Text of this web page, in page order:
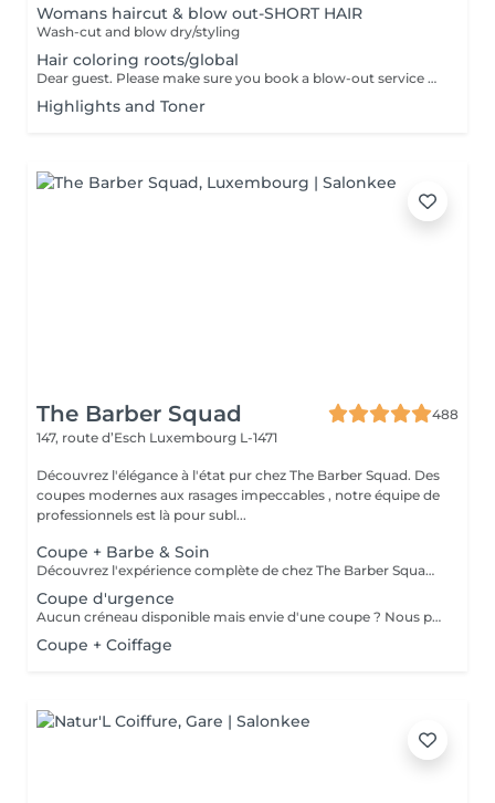
Womans haircut & blow out-SHORT HAIR
Wash-cut and blow dry/styling
Hair coloring roots/global
Dear guest. Please make sure you book a blow-out service after your color service, that is additional 30 minutes to the total service. Thank you for understanding. Team Centro
Highlights and Toner
The Barber Squad
488
147, route d’Esch Luxembourg L-1471
Découvrez l'élégance à l'état pur chez The Barber Squad. Des
coupes modernes aux rasages impeccables , notre équipe de
professionnels est là pour subl...
Coupe + Barbe & Soin
Découvrez l'expérience complète de chez The Barber Squad ! Shampooing & soins profonds + Coupe complète + Coiffage. Taille de Barbe & Contours à la lame & soins régénérant + Serviette Chaude & Froide + Nettoyage exfoliant du visage + Vapeur + Massage Relaxant + After Shave + Huile à barbe + Hydratation de la peau . Pour que votre expérience chez nous soit optimal , une boisson de votre choix vous est offerte !
Coupe d'urgence
Aucun créneau disponible mais envie d'une coupe ? Nous pouvons vous proposer un rendez-vous avant ou après nos horaires, ou durant la pause. Pour cette prestation, merci de contacter directement le shop.
Coupe + Coiffage